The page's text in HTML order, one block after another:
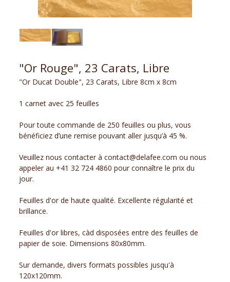
"Or Rouge", 23 Carats, Libre
"Or Ducat Double", 23 Carats, Libre 8cm x 8cm
1 carnet avec 25 feuilles
Pour toute commande de 250 feuilles ou plus, vous
bénéficiez d’une remise pouvant aller jusqu’à 45 %.
Veuillez nous contacter à contact@delafee.com ou nous
appeler au +41 32 724 4860 pour connaître le prix du
jour.
Feuilles d'or de haute qualité. Excellente régularité et
brillance.
Feuilles d'or libres, càd disposées entre des feuilles de
papier de soie. Dimensions 80x80mm.
Sur demande, divers formats possibles jusqu'à
120x120mm.